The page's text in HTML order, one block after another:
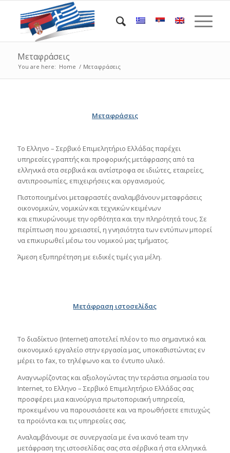
Μεταφράσεις
You are here: Home / Μεταφράσεις
Μεταφράσεις
Το Ελληνο – Σερβικό Επιμελητήριο Ελλάδας παρέχει
υπηρεσίες γραπτής και προφορικής μετάφρασης από τα
ελληνικά στα σερβικά και αντίστροφα σε ιδιώτες, εταιρείες,
αντιπροσωπίες, επιχειρήσεις και οργανισμούς.
Πιστοποιημένοι μεταφραστές αναλαμβάνουν μεταφράσεις
οικονομικών, νομικών και τεχνικών κειμένων
και επικυρώνουμε την ορθότητα και την πληρότητά τους. Σε
περίπτωση που χρειαστεί, η γνησιότητα των εντύπων μπορεί
να επικυρωθεί μέσω του νομικού μας τμήματος.
Άμεση εξυπηρέτηση με ειδικές τιμές για μέλη.
Μετάφραση ιστοσελίδας
Το διαδίκτυο (Internet) αποτελεί πλέον το πιο σημαντικό και
οικονομικό εργαλείο στην εργασία μας, υποκαθιστώντας εν
μέρει το fax, το τηλέφωνο και το έντυπο υλικό.
Αναγνωρίζοντας και αξιολογώντας την τεράστια σημασία του
Internet, το Ελληνο – Σερβικό Επιμελητήριο Ελλάδας σας
προσφέρει μια καινούργια πρωτοποριακή υπηρεσία,
προκειμένου να παρουσιάσετε και να προωθήσετε επιτυχώς
τα προϊόντα και τις υπηρεσίες σας.
Αναλαμβάνουμε σε συνεργασία με ένα ικανό team την
μετάφραση της ιστοσελίδας σας στα σέρβικα ή στα ελληνικά.